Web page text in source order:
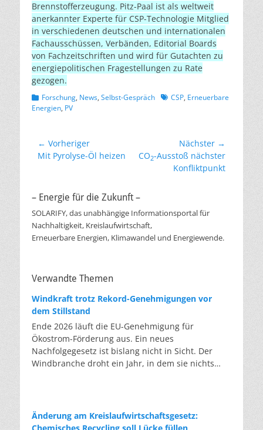
Brennstofferzeugung. Pitz-Paal ist als weltweit
anerkannter Experte für CSP-Technologie Mitglied
in verschiedenen deutschen und internationalen
Fachausschüssen, Verbänden, Editorial Boards
von Fachzeitschriften und wird für Gutachten zu
energiepolitischen Fragestellungen zu Rate
gezogen.
Kategorien
Forschung, News, Selbst-Gespräch Schlagworte
CSP, Erneuerbare
Energien, PV
Beitragsnavigation
← Vorheriger
Vorheriger
Mit Pyrolyse-Öl heizen
Nächster →
Nächster
CO2-Ausstoß nächster
Konfliktpunkt
– Energie für die Zukunft –
SOLARIFY, das unabhängige Informationsportal für
Nachhaltigkeit, Kreislaufwirtschaft,
Erneuerbare Energien, Klimawandel und Energiewende.
Verwandte Themen
Windkraft trotz Rekord-Genehmigungen vor
dem Stillstand
Ende 2026 läuft die EU-Genehmigung für
Ökostrom-Förderung aus. Ein neues
Nachfolgegesetz ist bislang nicht in Sicht. Der
Windbranche droht ein Jahr, in dem sie nichts
die Verfahren laufen heute deutlich schneller. Die
Halbjahresbilanz der Branche bestätigt dieses
Änderung am Kreislaufwirtschaftsgesetz: